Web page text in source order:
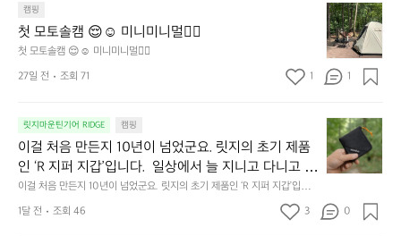
줍니다.  이 슬립 웜을 쓰는 것만으로 그곳은 나만의 밤
이 됩니다.  안녕히 주무세요.
밤이 됩니다.  안녕히 주무세요.
도
자
연
속
에
의
휴
식
에
도
이
캠핑
첫 모토솔캠 😌☺️ 미니미니멀👌🏼
첫 모토솔캠 😌☺️ 미니미니멀👌🏼
첫
모
토
솔
캠
☺️
미
니
미
멀
👌🏼
27일 전 조회 71 1 1
릿지마운틴기어 RIDGE 캠핑
이걸 처음 만든지 10년이 넘었군요. 릿지의 초기 제품
인 ‘R 지퍼 지갑’입니다.  일상에서 늘 지니고 다니고 싶
어지는 물건에는 크기, 무게, 형태, 색감 사이의 아주 미
묘한 밸런스가 존재합니다.  예를 들자면 일에 집중하
느라 책상 위 가장자리에 대충 걸쳐 놓아도 시야에 걸
이걸 처음 만든지 10년이 넘었군요. 릿지의 초기 제품인 ‘R 지퍼 지갑’입니
다.  일상에서 늘 지니고 다니고 싶어지는 물건에는 크기, 무게, 형태, 색감
사이의 아주 미묘한 밸런스가 존재합니다.  예를 들자면 일에 집중하느라 책
이
걸
처
음
든
1달 전 조회 46 3 0